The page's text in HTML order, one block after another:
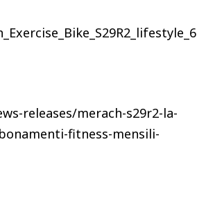
releases/merach-s29r2-la-
fitness-mensili-